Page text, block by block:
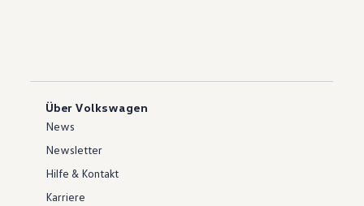
Über Volkswagen
News
Newsletter
Hilfe & Kontakt
Karriere